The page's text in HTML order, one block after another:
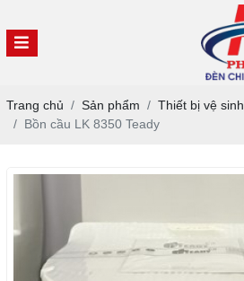
Trang chủ Sản phẩm Thiết bị vệ sinh
Bồn cầu LK 8350 Teady